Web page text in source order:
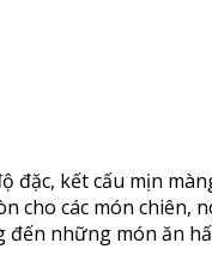
kết cấu mịn
cho các món chiên,
những món ăn